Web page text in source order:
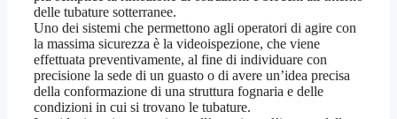
delle tubature sotterranee.
Uno dei sistemi che permettono agli operatori di agire con
la massima sicurezza è la videoispezione, che viene
effettuata preventivamente, al fine di individuare con
precisione la sede di un guasto o di avere un’idea precisa
della conformazione di una struttura fognaria e delle
condizioni in cui si trovano le tubature.